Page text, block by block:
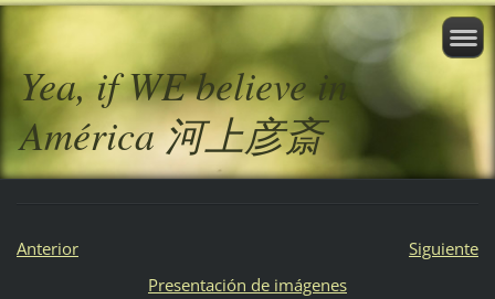
Yea, if WE believe in
América 河上彦斎
Anterior
Siguiente
Presentación de imágenes